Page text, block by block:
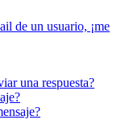
de un usuario, ¡me
una respuesta?